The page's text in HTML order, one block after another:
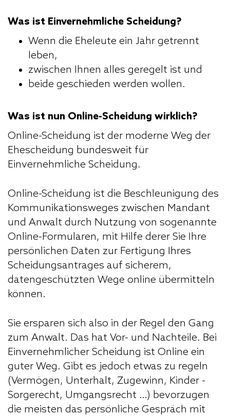
Was ist Einvernehmliche Scheidung?
Wenn die Eheleute ein Jahr getrennt
leben,
zwischen Ihnen alles geregelt ist und
beide geschieden werden wollen.
Was ist nun Online-Scheidung wirklich?
Online-Scheidung ist der moderne Weg der
Ehescheidung bundesweit für
Einvernehmliche Scheidung.
Online-Scheidung ist die Beschleunigung des
Kommunikationsweges zwischen Mandant
und Anwalt durch Nutzung von sogenannte
Online-Formularen, mit Hilfe derer Sie Ihre
persönlichen Daten zur Fertigung Ihres
Scheidungsantrages auf sicherem,
datengeschützten Wege online übermitteln
können.
Sie ersparen sich also in der Regel den Gang
zum Anwalt. Das hat Vor- und Nachteile. Bei
Einvernehmlicher Scheidung ist Online ein
guter Weg. Gibt es jedoch etwas zu regeln
(Vermögen, Unterhalt, Zugewinn, Kinder -
Sorgerecht, Umgangsrecht …) bevorzugen
die meisten das persönliche Gespräch mit